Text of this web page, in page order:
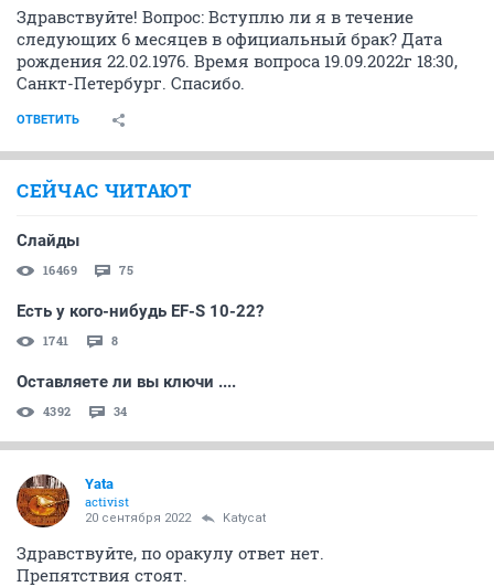
Здравствуйте! Вопрос: Вступлю ли я в течение
следующих 6 месяцев в официальный брак? Дата
рождения 22.02.1976. Время вопроса 19.09.2022г 18:30,
Санкт-Петербург. Спасибо.
ОТВЕТИТЬ
СЕЙЧАС ЧИТАЮТ
Слайды
16469 75
Есть у кого-нибудь EF-S 10-22?
1741 8
Оставляете ли вы ключи ....
4392 34
Yata
activist
20 сентября 2022 Katycat
Здравствуйте, по оракулу ответ нет.
Препятствия стоят.